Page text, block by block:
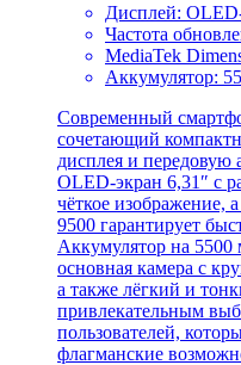
Дисплей:
Частота
MediaTek
Аккумулятор:
Современный
сочетающий
дисплея и
OLED-экран 6,31″ с
чёткое изображение,
9500 гарантирует
Аккумулятор на 5500
основная камера с
а также лёгкий и
привлекательным
пользователей,
флагманские